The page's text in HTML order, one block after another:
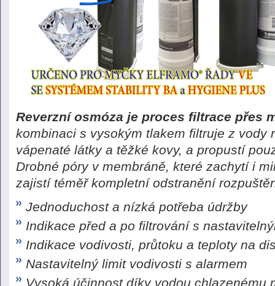
Reverzní osmóza je proces filtrace přes
kombinaci s vysokým tlakem filtruje z vody
vápenaté látky a těžké kovy, a propustí
Drobné póry v membráně, které zachytí i
zajistí téměř kompletní odstranění
Jednoduchost a nízká potřeba údržby
Indikace před a po filtrování s
Indikace vodivosti, průtoku a teploty na
Nastavitelný limit vodivosti s alarmem
Vysoká účinnost díky vodou chlazenému